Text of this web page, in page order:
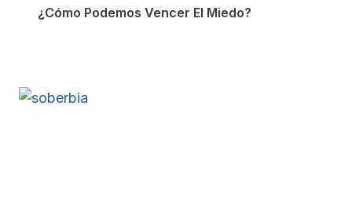
¿Cómo Podemos Vencer El Miedo?